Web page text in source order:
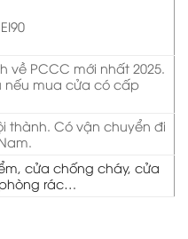
về PCCC mới nhất 2025.
mua cửa có cấp
thành. Có vận chuyển đi
cửa chống cháy, cửa
rác…